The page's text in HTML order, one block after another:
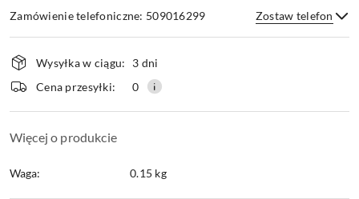
Zamówienie telefoniczne: 509016299 Zostaw telefon
Wyślij
Dostępność
i
dostawa
Wysyłka w ciągu:
3 dni
Cena przesyłki:
0
Więcej o produkcie
Waga: 0.15 kg